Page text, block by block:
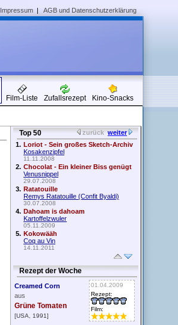
Impressum | AGB und Datenschutzerklärung
Film-Liste Zufallsrezept Kino-Snacks
zurück weiter
Top 50
1. Loriot - Sein großes Sketch-Archiv
Kosakenzipfel
11.11.2008
2. Chocolat - Ein kleiner Biss genügt
Venusnippel
29.07.2008
3. Ratatouille
Remys Ratatouille (Confit Byaldi)
30.07.2008
4. Dahoam is dahoam
Kartoffelzwuler
05.11.2009
5. Kokowääh
Coq au Vin
14.11.2011
Rezept der Woche
01.04.2009
Rezept:
Film:
Creamed Corn
aus
Grüne Tomaten
[USA, 1991]